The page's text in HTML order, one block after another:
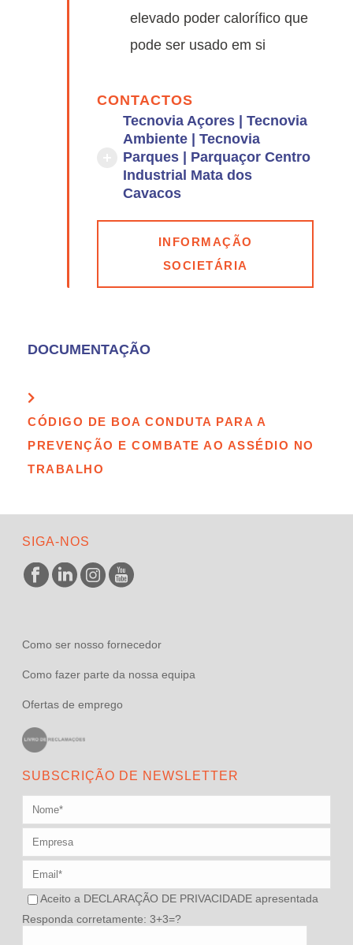
elevado poder calorífico que
pode ser usado em si
CONTACTOS
Tecnovia Açores | Tecnovia
Ambiente | Tecnovia
Parques | Parquaçor Centro
Industrial Mata dos
Cavacos
INFORMAÇÃO
SOCIETÁRIA
DOCUMENTAÇÃO
CÓDIGO DE BOA CONDUTA PARA A
PREVENÇÃO E COMBATE AO ASSÉDIO NO
TRABALHO
SIGA-NOS
Como ser nosso fornecedor
Como fazer parte da nossa equipa
Ofertas de emprego
SUBSCRIÇÃO DE NEWSLETTER
Aceito a DECLARAÇÃO DE PRIVACIDADE apresentada
Responda corretamente: 3+3=?